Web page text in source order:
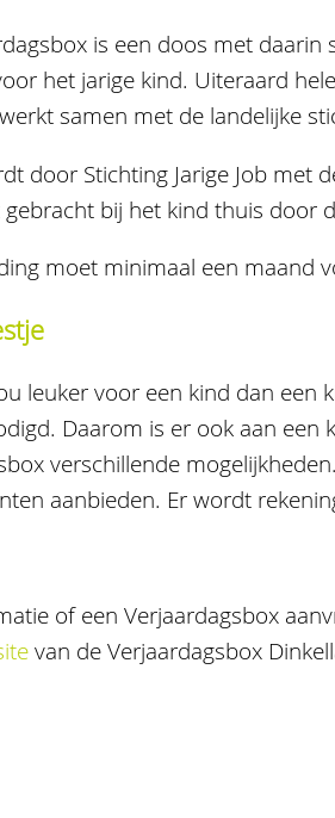
is een doos met
het jarige kind. Uiteraard
samen met de landelijke
door Stichting Jarige Job met
bij het kind thuis door
moet minimaal een maand
leuker voor een kind dan een
Daarom is er ook aan
verschillende
aanbieden. Er wordt
of een Verjaardagsbox
van de Verjaardagsbox